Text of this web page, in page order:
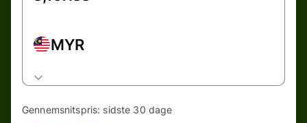
MYR
Gennemsnitspris: sidste 30 dage